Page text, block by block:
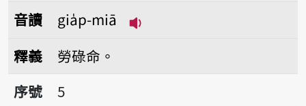
音讀
gia̍p-miā
釋義
勞碌命。
序號5下性命
序號
5